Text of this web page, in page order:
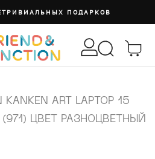
ПОДАРКОВ
ART LAPTOP 15
(971) ЦВЕТ РАЗНОЦВЕТНЫЙ